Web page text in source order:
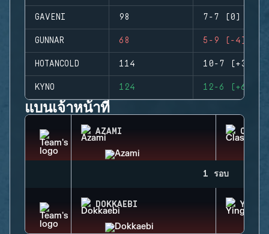
GAVENI 98 7-7 (0)
GUNNAR 68 5-9 (-4)
HOTANCOLD 114 10-7 (+3)
KYNO 124 12-6 (+6)
แบนเจ้าหน้าที่
AZAMI CLASH
1 รอบ
DOKKAEBI YING